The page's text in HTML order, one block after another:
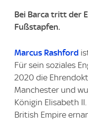
Bei Barca tritt der
Fußstapfen.
Marcus Rashford
Für sein soziales
2020 die
Manchester und
Königin Elisabeth
British Empire